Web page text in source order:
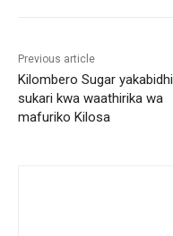
Previous article
Kilombero Sugar yakabidhi
sukari kwa waathirika wa
mafuriko Kilosa